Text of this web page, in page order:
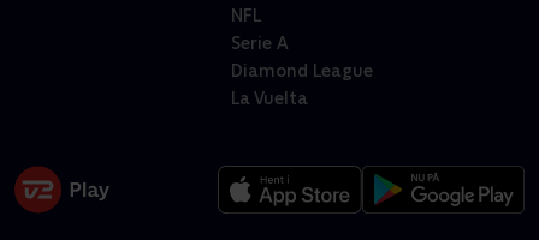
NFL
Serie A
Diamond League
La Vuelta